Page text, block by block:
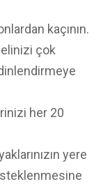
kaçının.
elinizi çok
her 20
yere